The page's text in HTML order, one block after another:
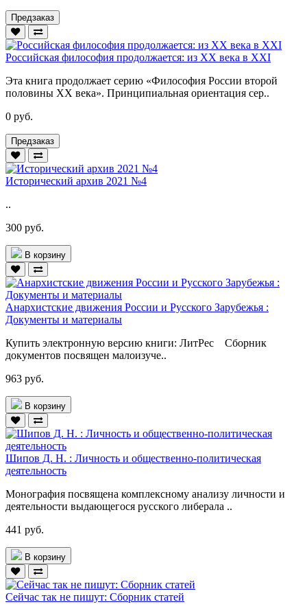
Предзаказ
Российская философия продолжается: из XX века в XXI
Эта книга продолжает серию «Философия России второй
половины XX века». Принципиальная ориентация сер..
0 руб.
Предзаказ
Исторический архив 2021 №4
..
300 руб.
В корзину
Анархистские движения России и Русского Зарубежья :
Документы и материалы
Купить электронную версию книги: ЛитРес Сборник
документов посвящен малоизуче..
963 руб.
В корзину
Шипов Д. Н. : Личность и общественно-политическая
деятельность
Монография посвящена комплексному анализу личности и
деятельности выдающегося русского либерала ..
441 руб.
В корзину
Сейчас так не пишут: Сборник статей